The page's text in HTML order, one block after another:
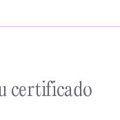
certificado